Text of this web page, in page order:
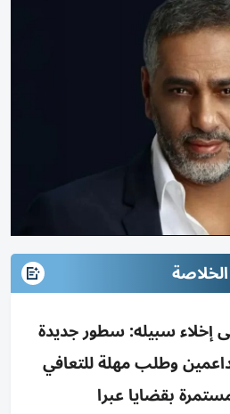
الخلاصة
سبيله: سطور جديدة
وطلب مهلة للتعافي
بقضايا عبرا